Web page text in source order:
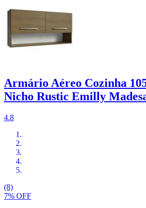
Armário Aéreo Cozinha
Nicho Rustic Emilly
4.8
(8)
7% OFF